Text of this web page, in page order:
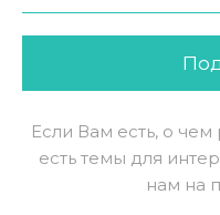
Если Вам есть, о
есть темы для
нам на